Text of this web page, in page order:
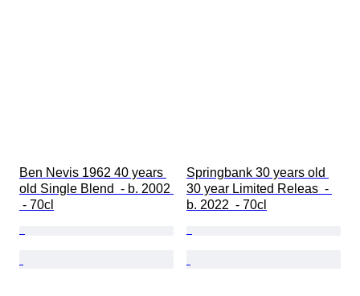
Ben Nevis 1962 40 years
old Single Blend  - b. 2002
- 70cl
Springbank 30 years old
30 year Limited Releas  -
b. 2022  - 70cl